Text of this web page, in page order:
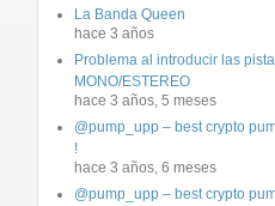
La Banda Queen
hace 3 años
Problema al introducir las
MONO/ESTEREO
hace 3 años, 5 meses
@pump_upp – best crypto
!
hace 3 años, 6 meses
@pump_upp – best crypto